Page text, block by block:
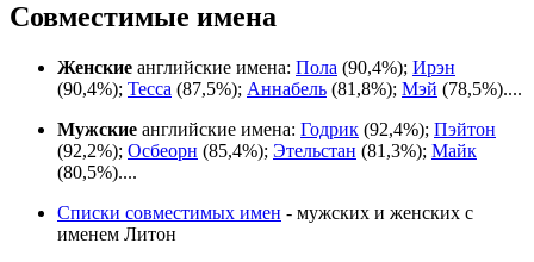
Совместимые имена
Женские английские имена: Пола (90,4%); Ирэн
(90,4%); Тесса (87,5%); Аннабель (81,8%); Мэй (78,5%)....
Мужские английские имена: Годрик (92,4%); Пэйтон
(92,2%); Осбеорн (85,4%); Этельстан (81,3%); Майк
(80,5%)....
Списки совместимых имен - мужских и женских с
именем Литон